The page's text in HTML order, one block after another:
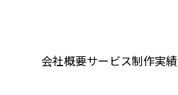
会社概要サービス制作実績